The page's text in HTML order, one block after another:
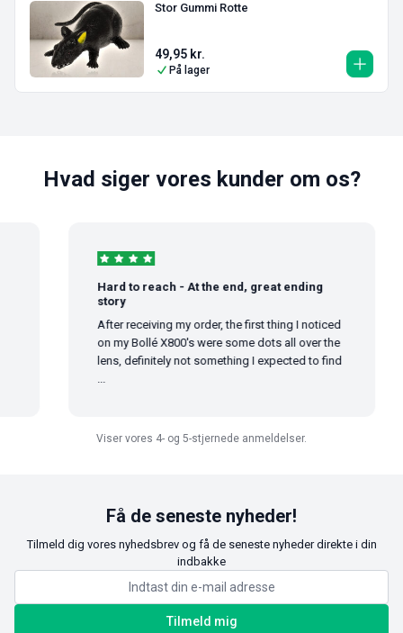
Stor Gummi Rotte
49,95 kr.
På lager
Hvad siger vores kunder om os?
Hard to reach - At the end, great ending
story
After receiving my order, the first thing I noticed
on my Bollé X800's were some dots all over the
lens, definitely not something I expected to find
Viser vores 4- og 5-stjernede anmeldelser.
Få de seneste nyheder!
Tilmeld dig vores nyhedsbrev og få de seneste nyheder direkte i din
indbakke
Tilmeld mig